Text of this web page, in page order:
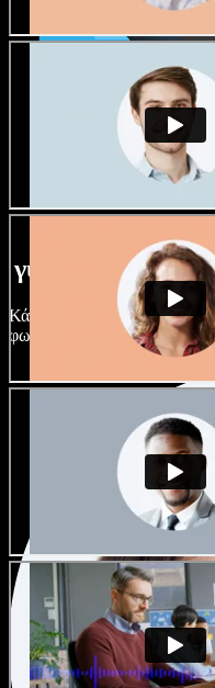
Τεράστια
γυναικείων
Κάθε έργο είναι μοναδικό.
φωνής & διαλέκτους και